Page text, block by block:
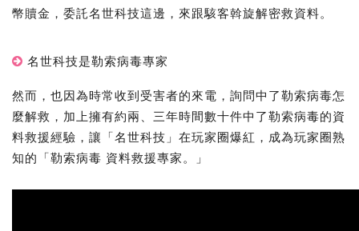
幣贖金，委託名世科技這邊，來跟駭客斡旋解密救資料。
名世科技是勒索病毒專家
然而，也因為時常收到受害者的來電，詢問中了勒索病毒怎
麼解救，加上擁有約兩、三年時間數十件中了勒索病毒的資
料救援經驗，讓「名世科技」在玩家圈爆紅，成為玩家圈熟
知的「勒索病毒 資料救援專家。」